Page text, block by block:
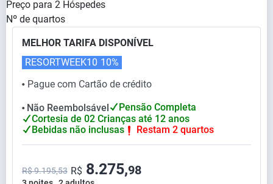
Preço para 2 Hóspedes
Nº de quartos
MELHOR TARIFA DISPONÍVEL
⬤ Pague com Cartão de crédito
RESORTWEEK10 10%
⬤ Não Reembolsável
Pensão Completa
Cortesia de 02 Crianças até 12 anos
Bebidas não inclusas
Restam 2 quartos
R$ 9.195,53 R$ 8.275,98